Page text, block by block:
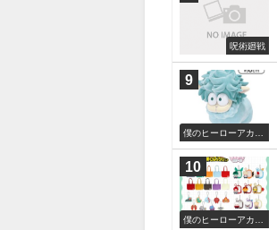
呪術廻戦
僕のヒーローアカデ
僕のヒーローアカデ